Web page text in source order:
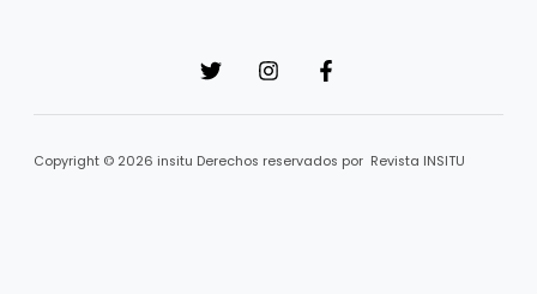
Copyright © 2026 insitu Derechos reservados por Revista INSITU